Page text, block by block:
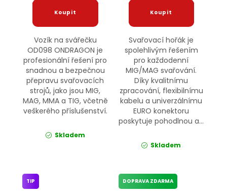
Vozík na svářečku
OD098 ONDRAGON je
profesionální řešení pro
snadnou a bezpečnou
přepravu svařovacích
strojů, jako jsou MIG,
MAG, MMA a TIG, včetně
veškerého příslušenství.
Skladem
Svařovací hořák je
spolehlivým řešením
pro každodenní
MIG/MAG svařování.
Díky kvalitnímu
zpracování, flexibilnímu
kabelu a univerzálnímu
EURO konektoru
poskytuje pohodlnou a...
Skladem
TIP DOPRAVA ZDARMA